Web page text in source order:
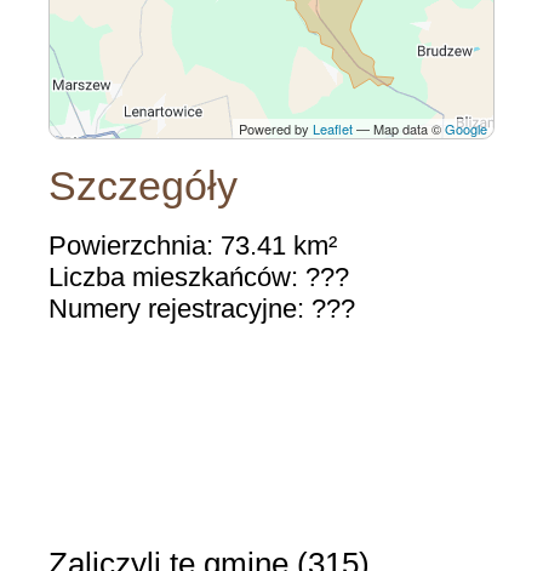
Powered by Leaflet— Map data ©Google
Szczegóły
Powierzchnia: 73.41 km²
Liczba mieszkańców: ???
Numery rejestracyjne: ???
Zaliczyli tę gminę (315)